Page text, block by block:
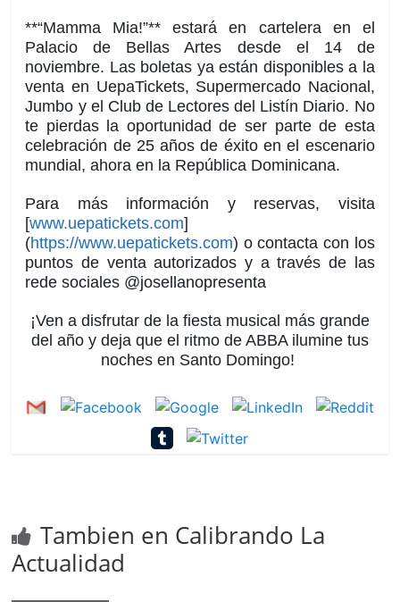
**“Mamma Mia!”** estará en cartelera en el
Palacio de Bellas Artes desde el 14 de
noviembre. Las boletas ya están disponibles a la
venta en UepaTickets, Supermercado Nacional,
Jumbo y el Club de Lectores del Listín Diario. No
te pierdas la oportunidad de ser parte de esta
celebración de 25 años de éxito en el escenario
mundial, ahora en la República Dominicana.
Para más información y reservas, visita
[www.uepatickets.com]
(https://www.uepatickets.com) o contacta con los
puntos de venta autorizados y a través de las
rede sociales @josellanopresenta
¡Ven a disfrutar de la fiesta musical más grande
del año y deja que el ritmo de ABBA ilumine tus
noches en Santo Domingo!
Tambien en Calibrando La
Actualidad